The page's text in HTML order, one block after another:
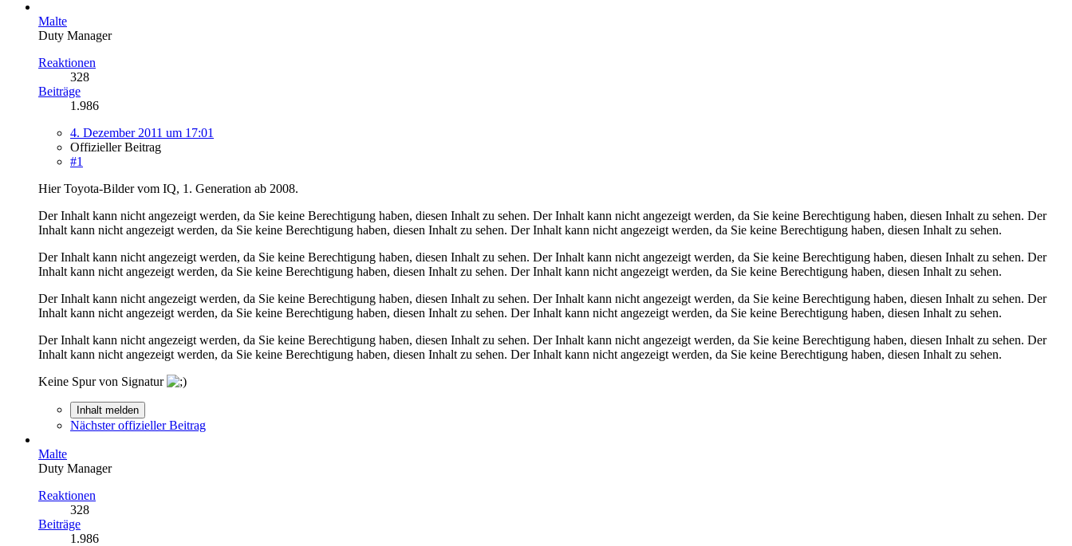
Malte
Duty Manager
Reaktionen
328
Beiträge
1.986
4. Dezember 2011 um 17:01
Offizieller Beitrag
#1
Hier Toyota-Bilder vom IQ, 1. Generation ab 2008.
Der Inhalt kann nicht angezeigt werden, da Sie keine Berechtigung haben, diesen Inhalt zu sehen. Der Inhalt kann nicht angezeigt werden, da Sie keine Berechtigung haben, diesen Inhalt zu sehen. Der
Inhalt kann nicht angezeigt werden, da Sie keine Berechtigung haben, diesen Inhalt zu sehen. Der Inhalt kann nicht angezeigt werden, da Sie keine Berechtigung haben, diesen Inhalt zu sehen.
Der Inhalt kann nicht angezeigt werden, da Sie keine Berechtigung haben, diesen Inhalt zu sehen. Der Inhalt kann nicht angezeigt werden, da Sie keine Berechtigung haben, diesen Inhalt zu sehen. Der
Inhalt kann nicht angezeigt werden, da Sie keine Berechtigung haben, diesen Inhalt zu sehen. Der Inhalt kann nicht angezeigt werden, da Sie keine Berechtigung haben, diesen Inhalt zu sehen.
Der Inhalt kann nicht angezeigt werden, da Sie keine Berechtigung haben, diesen Inhalt zu sehen. Der Inhalt kann nicht angezeigt werden, da Sie keine Berechtigung haben, diesen Inhalt zu sehen. Der
Inhalt kann nicht angezeigt werden, da Sie keine Berechtigung haben, diesen Inhalt zu sehen. Der Inhalt kann nicht angezeigt werden, da Sie keine Berechtigung haben, diesen Inhalt zu sehen.
Der Inhalt kann nicht angezeigt werden, da Sie keine Berechtigung haben, diesen Inhalt zu sehen. Der Inhalt kann nicht angezeigt werden, da Sie keine Berechtigung haben, diesen Inhalt zu sehen. Der
Inhalt kann nicht angezeigt werden, da Sie keine Berechtigung haben, diesen Inhalt zu sehen. Der Inhalt kann nicht angezeigt werden, da Sie keine Berechtigung haben, diesen Inhalt zu sehen.
Keine Spur von Signatur
Inhalt melden
Nächster offizieller Beitrag
Malte
Duty Manager
Reaktionen
328
Beiträge
1.986